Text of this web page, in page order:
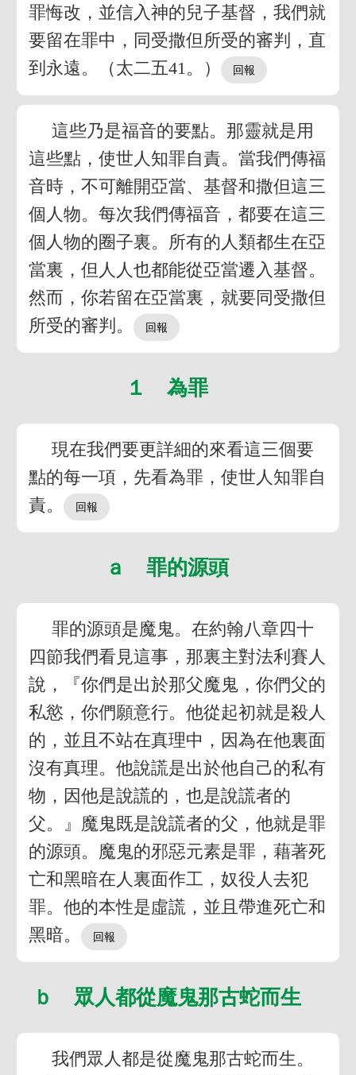
罪悔改，並信入神的兒子基督，我們就
要留在罪中，同受撒但所受的審判，直
到永遠。（太二五41。）
這些乃是福音的要點。那靈就是用
這些點，使世人知罪自責。當我們傳福
音時，不可離開亞當、基督和撒但這三
個人物。每次我們傳福音，都要在這三
個人物的圈子裏。所有的人類都生在亞
當裏，但人人也都能從亞當遷入基督。
然而，你若留在亞當裏，就要同受撒但
所受的審判。
１ 為罪
現在我們要更詳細的來看這三個要
點的每一項，先看為罪，使世人知罪自
責。
ａ 罪的源頭
罪的源頭是魔鬼。在約翰八章四十
四節我們看見這事，那裏主對法利賽人
說，『你們是出於那父魔鬼，你們父的
私慾，你們願意行。他從起初就是殺人
的，並且不站在真理中，因為在他裏面
沒有真理。他說謊是出於他自己的私有
物，因他是說謊的，也是說謊者的
父。』魔鬼既是說謊者的父，他就是罪
的源頭。魔鬼的邪惡元素是罪，藉著死
亡和黑暗在人裏面作工，奴役人去犯
罪。他的本性是虛謊，並且帶進死亡和
黑暗。
ｂ 眾人都從魔鬼那古蛇而生
我們眾人都是從魔鬼那古蛇而生。